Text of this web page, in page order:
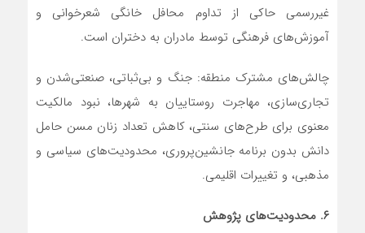
غیررسمی حاکی از تداوم محافل خانگی شعرخوانی و
آموزش‌های فرهنگی توسط مادران به دختران است.
چالش‌های مشترک منطقه: جنگ و بی‌ثباتی، صنعتی‌شدن و
تجاری‌سازی، مهاجرت روستاییان به شهرها، نبود مالکیت
معنوی برای طرح‌های سنتی، کاهش تعداد زنان مسن حامل
دانش بدون برنامه جانشین‌پروری، محدودیت‌های سیاسی و
مذهبی، و تغییرات اقلیمی.
۶. محدودیت های پژوهش